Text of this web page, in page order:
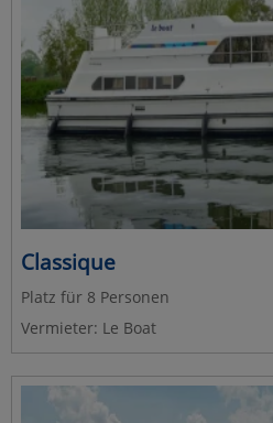
Classique
Platz für 8 Personen
Vermieter: Le Boat